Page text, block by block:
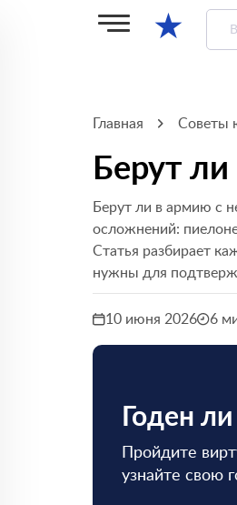
★
Главная Советы
Берут
Берут ли в армию с
осложнений:
Статья разбирает
нужны для
10 июня 2026 6
Годен
Пройдите
узнайте свою